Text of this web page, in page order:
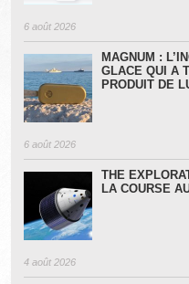
6 août 2026
MAGNUM :
GLACE QUI A
PRODUIT DE
6 août 2026
THE
LA COURSE
4 août 2026